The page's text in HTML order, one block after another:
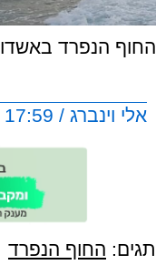
החוף הנפרד
אלי וינברג / 17:59 23.05.22
תגים: החוף הנפרד